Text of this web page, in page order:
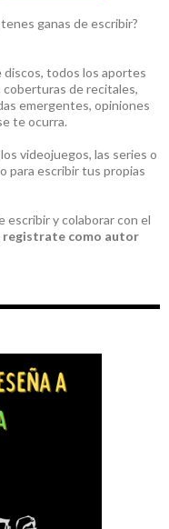
ganas de escribir?
discos, todos los aportes
coberturas de recitales,
emergentes, opiniones
te ocurra.
videojuegos, las series o
para escribir tus propias
escribir y colaborar con el
registrate como autor